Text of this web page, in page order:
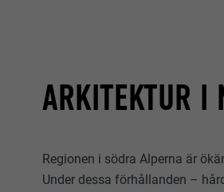
ARKITEKTUR I
Regionen i södra Alperna är
Under dessa förhållanden –